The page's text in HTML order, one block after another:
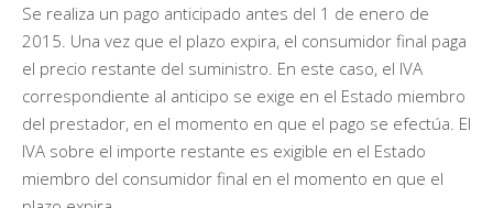
Se realiza un pago anticipado antes del 1 de enero de
2015. Una vez que el plazo expira, el consumidor final paga
el precio restante del suministro. En este caso, el IVA
correspondiente al anticipo se exige en el Estado miembro
del prestador, en el momento en que el pago se efectúa. El
IVA sobre el importe restante es exigible en el Estado
miembro del consumidor final en el momento en que el